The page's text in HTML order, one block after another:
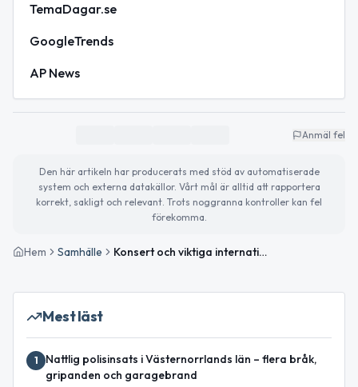
TemaDagar.se
GoogleTrends
AP News
Anmäl fel
Den här artikeln har producerats med stöd av automatiserade
system och externa datakällor. Vårt mål är alltid att rapportera
korrekt, sakligt och relevant. Trots noggranna kontroller kan fel
förekomma.
Hem Samhälle Konsert och viktiga internationella dagar i fokus idag
Mest läst
1
Nattlig polisinsats i Västernorrlands län – flera bråk,
gripanden och garagebrand